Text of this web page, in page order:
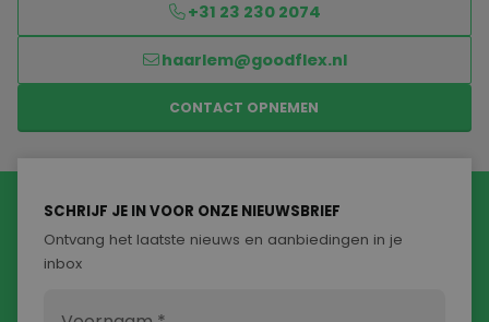
+31 23 230 2074
haarlem@goodflex.nl
CONTACT OPNEMEN
SCHRIJF JE IN VOOR ONZE NIEUWSBRIEF
Ontvang het laatste nieuws en aanbiedingen in je
inbox